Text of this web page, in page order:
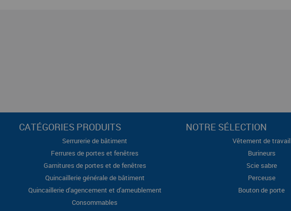
CATÉGORIES PRODUITS
Serrurerie de bâtiment
Ferrures de portes et fenêtres
Garnitures de portes et de fenêtres
Quincaillerie générale de bâtiment
Quincaillerie d'agencement et d'ameublement
Consommables
NOTRE SÉLECTION
Vêtement de travail
Burineurs
Scie sabre
Perceuse
Bouton de porte